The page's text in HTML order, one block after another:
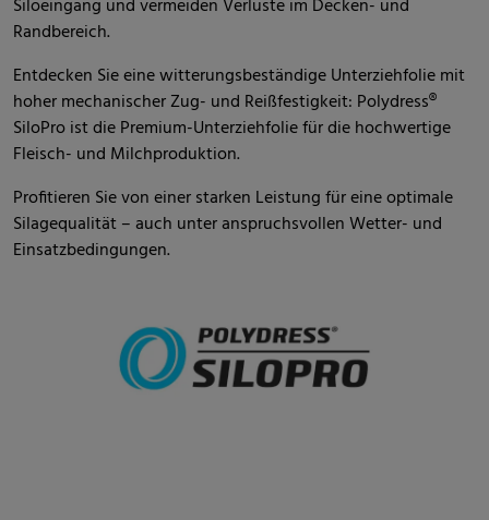
Siloeingang und vermeiden Verluste im Decken- und
Randbereich.
Entdecken Sie eine witterungsbeständige Unterziehfolie mit
hoher mechanischer Zug- und Reißfestigkeit: Polydress®
SiloPro ist die Premium-Unterziehfolie für die hochwertige
Fleisch- und Milchproduktion.
Profitieren Sie von einer starken Leistung für eine optimale
Silagequalität – auch unter anspruchsvollen Wetter- und
Einsatzbedingungen.